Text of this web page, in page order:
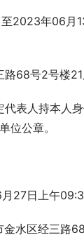
2023年06月
68号2号楼
表人持本人
位公章。
27日上午
水区经三路